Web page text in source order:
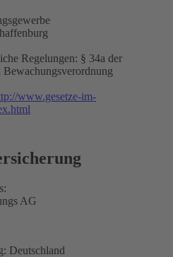
Regelungen: § 34a der
www.gesetze-im-
AG
Deutschland